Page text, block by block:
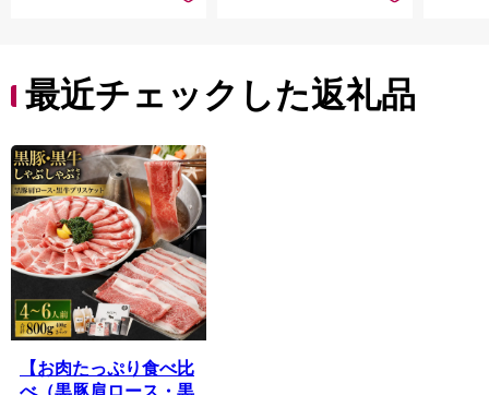
最近チェックした返礼品
【お肉たっぷり食べ比